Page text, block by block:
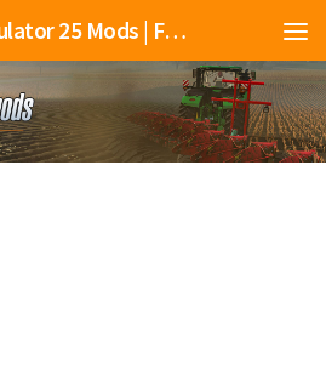
Landwirtschafts Simulator 25 Mods | Farming Simulator 25 Mods | FS25 Mods